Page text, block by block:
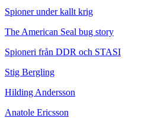
Spioner under kallt krig
The American Seal bug story
Spioneri från DDR och STASI
Stig Bergling
Hilding Andersson
Anatole Ericsson